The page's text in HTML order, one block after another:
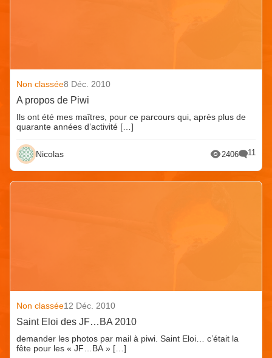
Non classée8 Déc. 2010
A propos de Piwi
Ils ont été mes maîtres, pour ce parcours qui, après plus de
quarante années d’activité […]
Nicolas 2406 11
Non classée12 Déc. 2010
Saint Eloi des JF…BA 2010
demander les photos par mail à piwi. Saint Eloi… c’était la
fête pour les « JF…BA » […]